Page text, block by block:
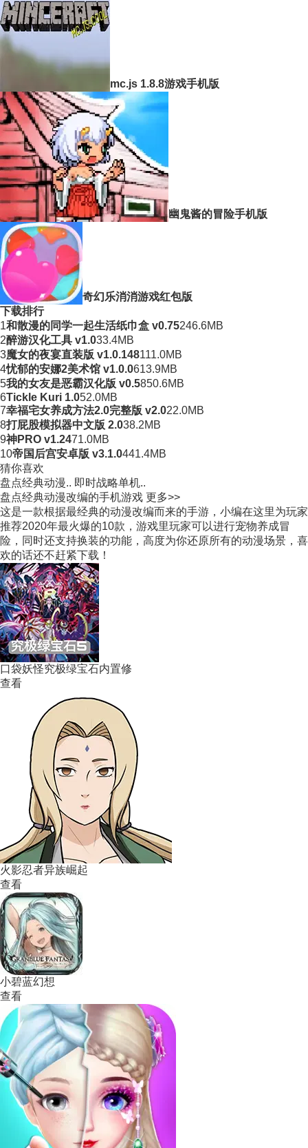
mc.js 1.8.8游戏手机版
幽鬼酱的冒险手机版
奇幻乐消消游戏红包版
下载排行
1和散漫的同学一起生活纸巾盒 v0.75246.6MB
2醉游汉化工具 v1.033.4MB
3魔女的夜宴直装版 v1.0.148111.0MB
4忧郁的安娜2美术馆 v1.0.0613.9MB
5我的女友是恶霸汉化版 v0.5850.6MB
6Tickle Kuri 1.052.0MB
7幸福宅女养成方法2.0完整版 v2.022.0MB
8打屁股模拟器中文版 2.038.2MB
9神PRO v1.2471.0MB
10帝国后宫安卓版 v3.1.0441.4MB
猜你喜欢
盘点经典动漫.. 即时战略单机..
盘点经典动漫改编的手机游戏 更多>>
这是一款根据最经典的动漫改编而来的手游，小编在这里为玩家
推荐2020年最火爆的10款，游戏里玩家可以进行宠物养成冒
险，同时还支持换装的功能，高度为你还原所有的动漫场景，喜
欢的话还不赶紧下载！
口袋妖怪究极绿宝石内置修
查看
火影忍者异族崛起
查看
小碧蓝幻想
查看